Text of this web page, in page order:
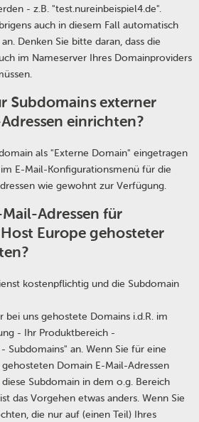
- z.B. "test.nureinbeispiel4.de".
auch in diesem Fall automatisch
Denken Sie bitte daran, dass die
im Nameserver Ihres Domainproviders
Subdomains externer
einrichten?
als "Externe Domain" eingetragen
E-Mail-Konfigurationsmenü für die
wie gewohnt zur Verfügung.
Adressen für
Europe gehosteter
kostenpflichtig und die Subdomain
bei uns gehostete Domains i.d.R. im
- Ihr Produktbereich -
Subdomains" an. Wenn Sie für eine
Domain E-Mail-Adressen
Subdomain in dem o.g. Bereich
das Vorgehen etwas anders. Wenn Sie
die nur auf (einen Teil) Ihres